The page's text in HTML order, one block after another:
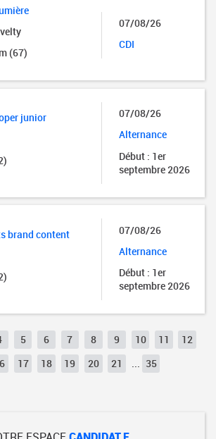
(67)
07/08/26
CDI
junior
07/08/26
Alternance
Début : 1er
septembre 2026
brand content
07/08/26
Alternance
Début : 1er
septembre 2026
5 6 7 8 9 10 11
12
17 18 19 20 21 ... 35